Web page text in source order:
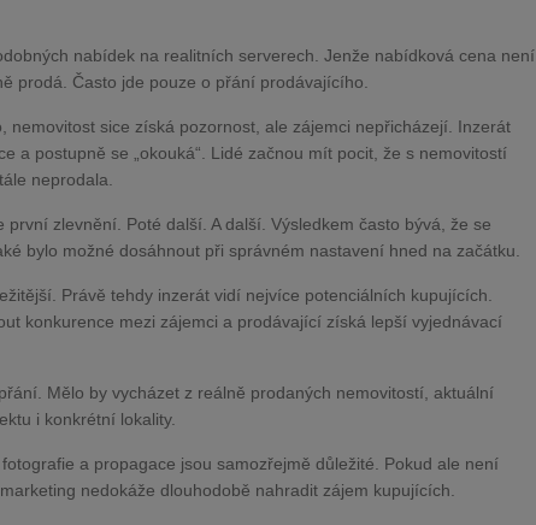
nabídek na realitních serverech. Jenže nabídková cena není
prodá. Často jde pouze o přání prodávajícího.
nemovitost sice získá pozornost, ale zájemci nepřicházejí. Inzerát
a postupně se „okouká“. Lidé začnou mít pocit, že s nemovitostí
neprodala.
první zlevnění. Poté další. A další. Výsledkem často bývá, že se
bylo možné dosáhnout při správném nastavení hned na začátku.
Právě tehdy inzerát vidí nejvíce potenciálních kupujících.
konkurence mezi zájemci a prodávající získá lepší vyjednávací
Mělo by vycházet z reálně prodaných nemovitostí, aktuální
i konkrétní lokality.
a propagace jsou samozřejmě důležité. Pokud ale není
nedokáže dlouhodobě nahradit zájem kupujících.